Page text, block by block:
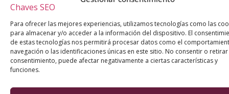
Para ofrecer las mejores experiencias, utilizamos tecnologías como las
para almacenar y/o acceder a la información del dispositivo. El
de estas tecnologías nos permitirá procesar datos como el
navegación o las identificaciones únicas en este sitio. No consentir o
consentimiento, puede afectar negativamente a ciertas características y
funciones.